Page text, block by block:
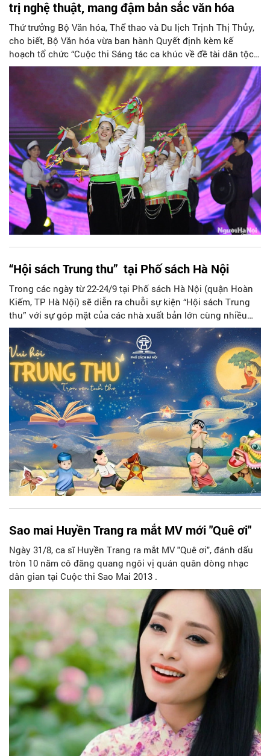
trị nghệ thuật, mang đậm bản sắc văn hóa
Thứ trưởng Bộ Văn hóa, Thể thao và Du lịch Trịnh Thị Thủy,
cho biết, Bộ Văn hóa vừa ban hành Quyết định kèm kế
hoạch tổ chức “Cuộc thi Sáng tác ca khúc về đề tài dân tộc
thiểu số năm 2024”.
“Hội sách Trung thu” tại Phố sách Hà Nội
Trong các ngày từ 22-24/9 tại Phố sách Hà Nội (quận Hoàn
Kiếm, TP Hà Nội) sẽ diễn ra chuỗi sự kiện “Hội sách Trung
thu” với sự góp mặt của các nhà xuất bản lớn cùng nhiều
hoạt động vui chơi hấp dẫn dành cho thanh thiếu niên Thủ
đô.
Sao mai Huyền Trang ra mắt MV mới "Quê ơi"
Ngày 31/8, ca sĩ Huyền Trang ra mắt MV "Quê ơi", đánh dấu
tròn 10 năm cô đăng quang ngôi vị quán quân dòng nhạc
dân gian tại Cuộc thi Sao Mai 2013 .